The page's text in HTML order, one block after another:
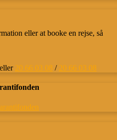
eller at booke en rejse, så
eller 20 66 03 08 / 20 66 03 08